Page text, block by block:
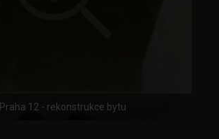
Praha 12 - rekonstrukce bytu